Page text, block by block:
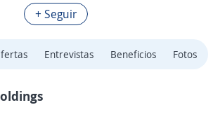
+ Seguir
Entrevistas Beneficios Fotos